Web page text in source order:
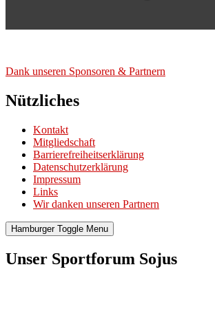
Dank unse­ren Spon­so­ren & Part­nern
Nützliches
Kontakt
Mitgliedschaft
Barrierefreiheitserklärung
Datenschutzerklärung
Impressum
Links
Wir danken unseren Partnern
Hamburger Toggle Menu
Unser Sportforum Sojus